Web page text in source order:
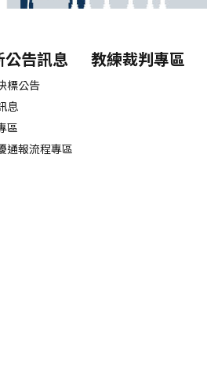
公告訊息
標公告
息
區
通報流程專區
教練裁判專區